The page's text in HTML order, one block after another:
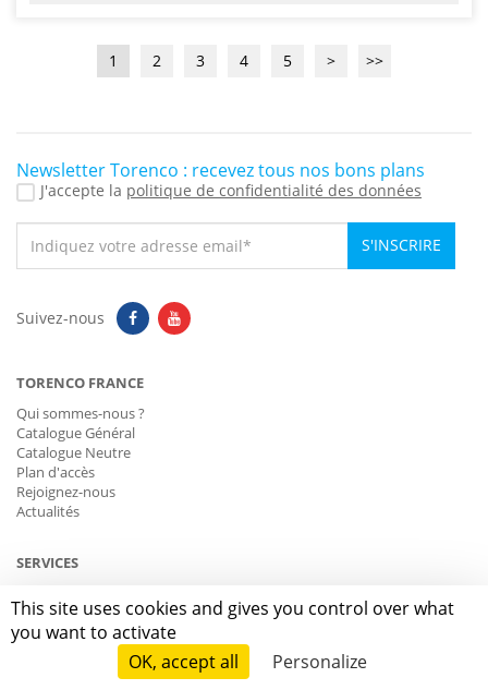
1 2 3 4 5 > >>
Newsletter Torenco : recevez tous nos bons plans
J'accepte la politique de confidentialité des données
S'INSCRIRE
Suivez-nous
TORENCO FRANCE
Qui sommes-nous ?
Catalogue Général
Catalogue Neutre
Plan d'accès
Rejoignez-nous
Actualités
SERVICES
Commande rapide
Télécharger le bon de commande en PDF
Demande de catalogue
Devenir Revendeur
This site uses cookies and gives you control over what
you want to activate
OK, accept all
Personalize